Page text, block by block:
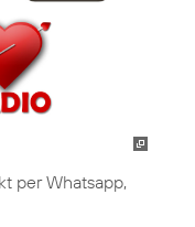
per Whatsapp,